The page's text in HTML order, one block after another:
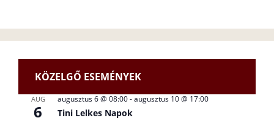
KÖZELGŐ ESEMÉNYEK
AUG
6
augusztus 6 @ 08:00-augusztus 10 @ 17:00
Tini Lelkes Napok